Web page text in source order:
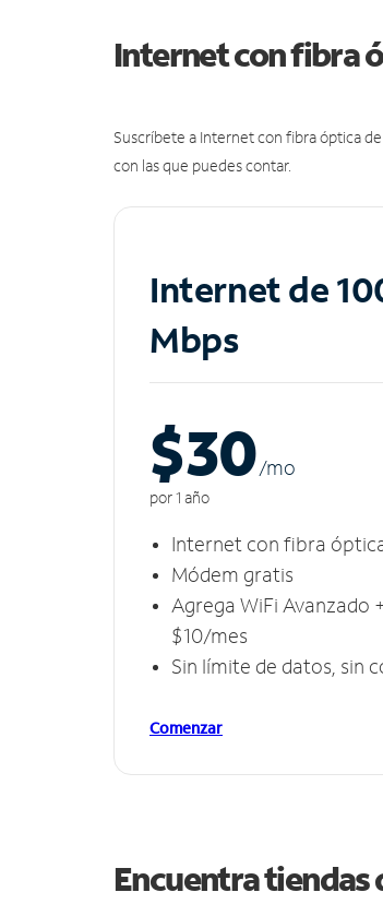
Internet con fibra
Suscríbete a Internet con fibra óptica
con las que puedes contar.
Internet de
Mbps
$30/mo
por 1 año
Internet con fibra
Módem gratis
Agrega WiFi Avanzado +
$10/mes
Sin límite de datos, sin
Comenzar
Encuentra tiendas